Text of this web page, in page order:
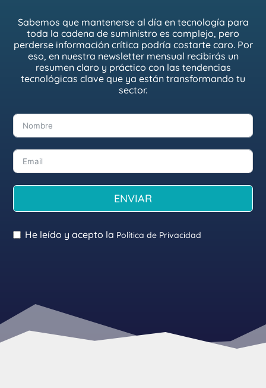
Sabemos que mantenerse al día en tecnología para
toda la cadena de suministro es complejo, pero
perderse información crítica podría costarte caro. Por
eso, en nuestra newsletter mensual recibirás un
resumen claro y práctico con las tendencias
tecnológicas clave que ya están transformando tu
sector.
ENVIAR
He leído y acepto la Política de Privacidad